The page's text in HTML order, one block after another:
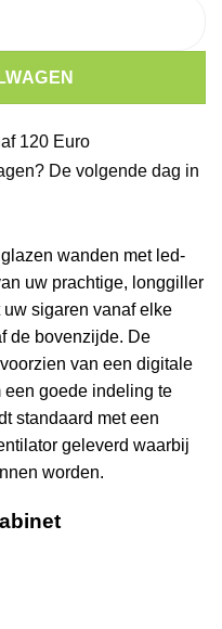
zwart aantal
120 Euro
De volgende dag in
wanden met led-
uw prachtige, longgiller
sigaren vanaf elke
de bovenzijde. De
van een digitale
een goede indeling te
standaard met een
geleverd waarbij
worden.